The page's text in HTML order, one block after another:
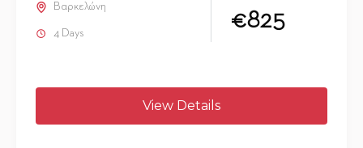
Βαρκελώνη
4 Days €825
View Details